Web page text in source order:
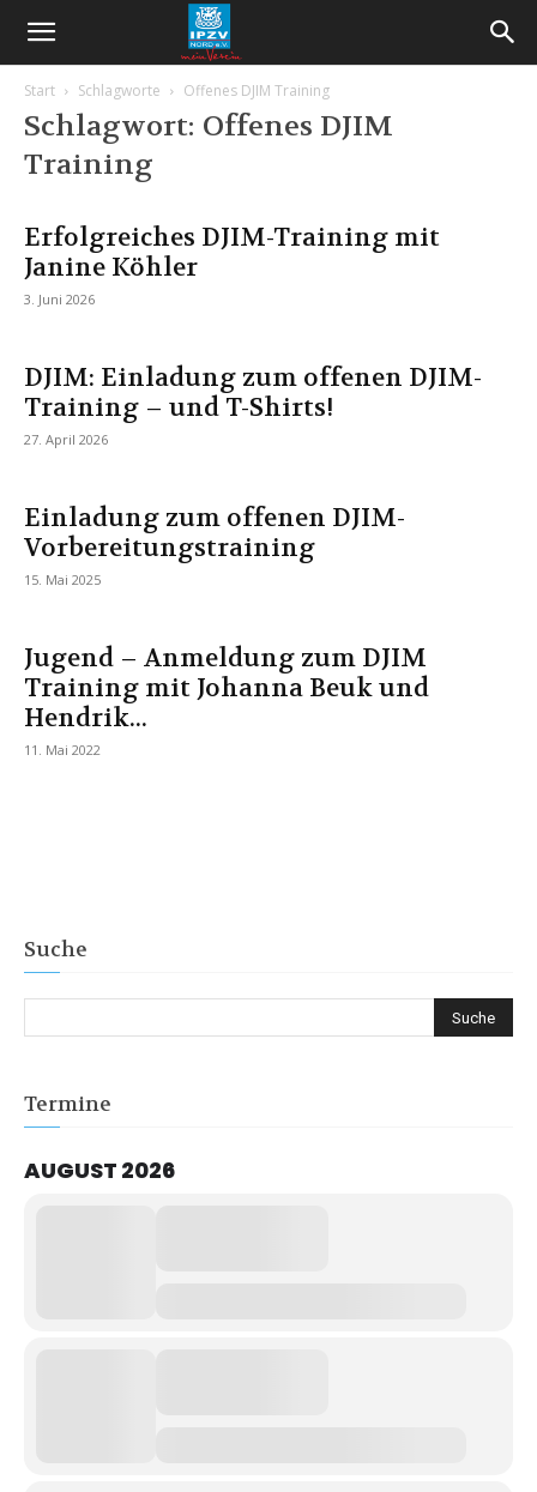
Start Schlagworte Offenes DJIM Training
Schlagwort: Offenes DJIM
Training
Erfolgreiches DJIM-Training mit
Janine Köhler
3. Juni 2026
DJIM: Einladung zum offenen DJIM-
Training – und T-Shirts!
27. April 2026
Einladung zum offenen DJIM-
Vorbereitungstraining
15. Mai 2025
Jugend – Anmeldung zum DJIM
Training mit Johanna Beuk und
Hendrik...
11. Mai 2022
Suche
Termine
AUGUST 2026